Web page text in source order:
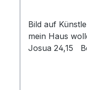
Bild auf
mein Haus
Josua 24,15